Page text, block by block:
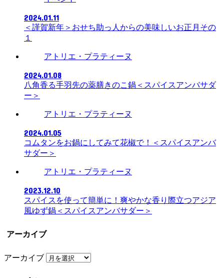
2024.01.11
＜謹賀新年＞おせち助っ人からの美味しいお正月その
１
アトリエ・プラティーヌ
2024.01.08
八角香る手羽先の薬膳きのこ鍋＜スパイスアンバサダ
ー＞
アトリエ・プラティーヌ
2024.01.05
コムタンをお鍋にしてみて花椒で！＜スパイスアンバ
サダー＞
アトリエ・プラティーヌ
2023.12.10
スパイスを使って簡単に！爽やかな香り際立つアジア
風ゆず鍋＜スパイスアンバサダー＞
アーカイブ
アーカイブ